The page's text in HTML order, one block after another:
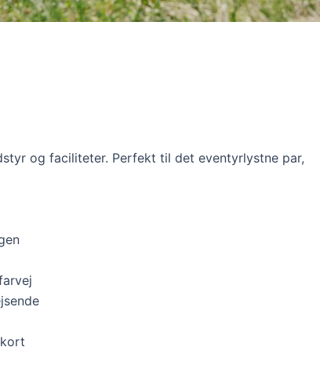
og faciliteter. Perfekt til det eventyrlystne par,